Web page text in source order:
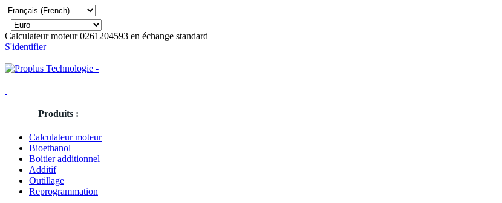
Calculateur moteur 0261204593 en échange standard
S'identifier
Produits :
Calculateur moteur
Bioethanol
Boitier additionnel
Additif
Outillage
Reprogrammation